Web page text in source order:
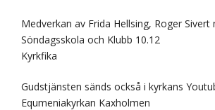
Medverkan av Frida Hellsing, Roger Sivert
Söndagsskola och Klubb 10.12
Kyrkfika
Gudstjänsten sänds också i kyrkans
Equmeniakyrkan Kaxholmen